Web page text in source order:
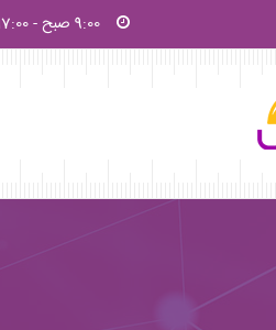
9:00 صبح - 17:00